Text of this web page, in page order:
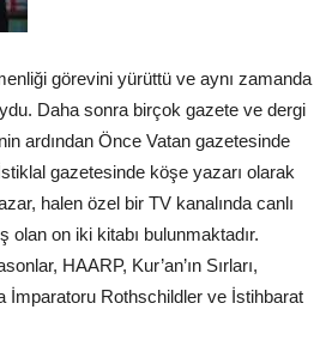
görevini yürüttü ve aynı zamanda
Daha sonra birçok gazete ve dergi
ardından Önce Vatan gazetesinde
gazetesinde köşe yazarı olarak
halen özel bir TV kanalında canlı
olan on iki kitabı bulunmaktadır.
HAARP, Kur’an’ın Sırları,
İmparatoru Rothschildler ve İstihbarat